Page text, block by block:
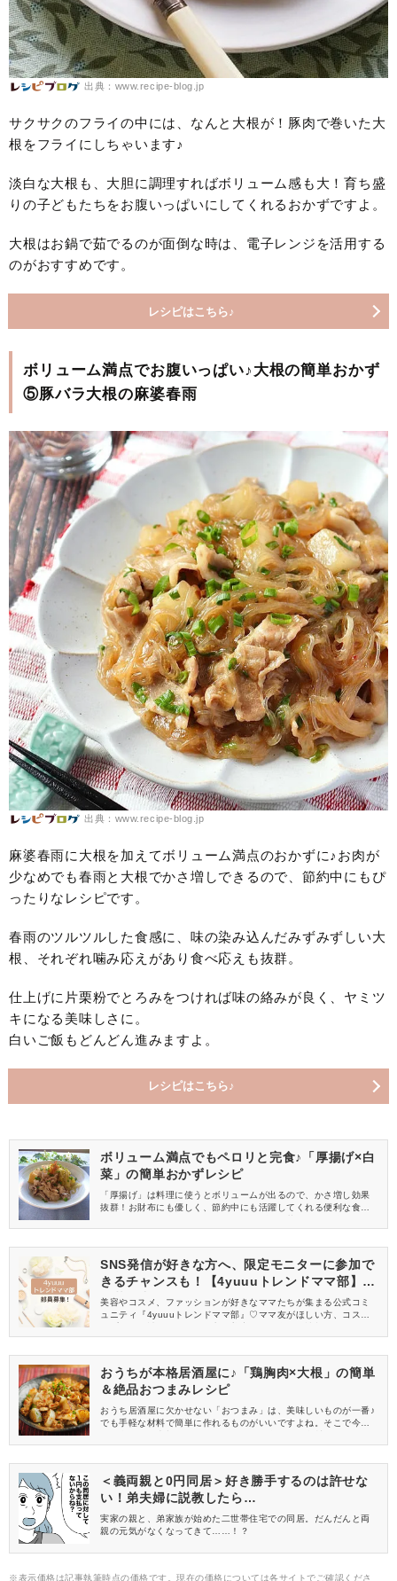
出典：www.recipe-blog.jp
サクサクのフライの中には、なんと大根が！豚肉で巻いた大
根をフライにしちゃいます♪
淡白な大根も、大胆に調理すればボリューム感も大！育ち盛
りの子どもたちをお腹いっぱいにしてくれるおかずですよ。
大根はお鍋で茹でるのが面倒な時は、電子レンジを活用する
のがおすすめです。
レシピはこちら♪
ボリューム満点でお腹いっぱい♪大根の簡単おかず
⑤豚バラ大根の麻婆春雨
出典：www.recipe-blog.jp
麻婆春雨に大根を加えてボリューム満点のおかずに♪お肉が
少なめでも春雨と大根でかさ増しできるので、節約中にもぴ
ったりなレシピです。
春雨のツルツルした食感に、味の染み込んだみずみずしい大
根、それぞれ噛み応えがあり食べ応えも抜群。
仕上げに片栗粉でとろみをつければ味の絡みが良く、ヤミツ
キになる美味しさに。
白いご飯もどんどん進みますよ。
レシピはこちら♪
ボリューム満点でもペロリと完食♪「厚揚げ×白
菜」の簡単おかずレシピ
「厚揚げ」は料理に使うとボリュームが出るので、かさ増し効果
抜群！お財布にも優しく、節約中にも活躍してくれる便利な食材
ず。どのレシピも手軽に作れてご飯がモリモリ進むものばかりな
SNS発信が好きな方へ、限定モニターに参加で
きるチャンスも！【4yuuuトレンドママ部】部
員募集中
美容やコスメ、ファッションが好きなママたちが集まる公式コミ
ュニティ『4yuuuトレンドママ部』♡ママ友がほしい方、コスメサ
信してくれる方を募集しています！
おうちが本格居酒屋に♪「鶏胸肉×大根」の簡単
＆絶品おつまみレシピ
おうち居酒屋に欠かせない「おつまみ」は、美味しいものが一番♪
でも手軽な材料で簡単に作れるものがいいですよね。そこで今回
の2つをメインに使った絶品おつまみ。おうちで気軽に味わってみ
＜義両親と0円同居＞好き勝手するのは許せな
い！弟夫婦に説教したら…
実家の親と、弟家族が始めた二世帯住宅での同居。だんだんと両
親の元気がなくなってきて……！？
※表示価格は記事執筆時点の価格です。現在の価格については各サイトでご確認くださ